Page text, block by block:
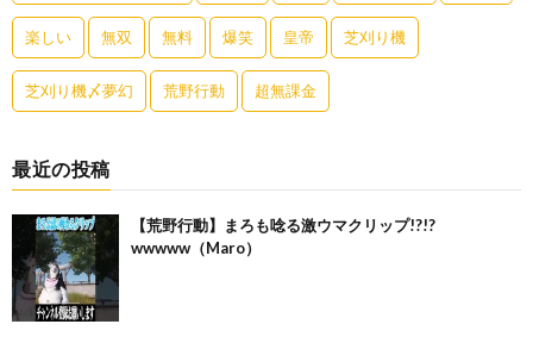
楽しい 無双 無料 爆笑 皇帝 芝刈り機
芝刈り機〆夢幻 荒野行動 超無課金
最近の投稿
【荒野行動】まろも唸る激ウマクリップ!?!?
wwwww（Maro）